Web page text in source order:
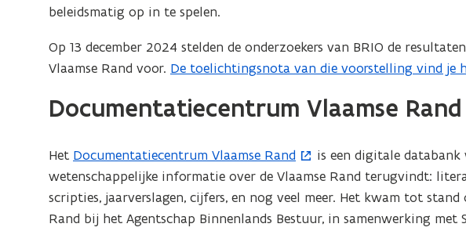
)
o
e
n
i
n
i
e
u
beleidsmatig op in te spelen.
Op 13 december 2024 stelden de onderzoekers van BRIO de
Vlaamse Rand voor. De toelichtingsnota van die voorstelling vind je
(
p
n
t
i
n
Documentatiecentrum Vlaamse Rand
Het Documentatiecentrum Vlaamse Rand
(
o
p
e
is een digitale
wetenschappelijke informatie over de Vlaamse Rand terugvindt:
scripties, jaarverslagen, cijfers, en nog veel meer. Het kwam tot
Rand bij het Agentschap Binnenlands Bestuur, in samenwerking met